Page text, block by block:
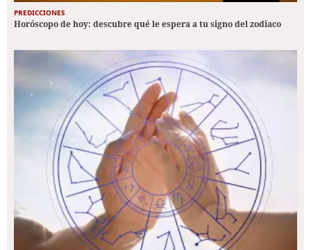
PREDICCIONES
Horóscopo de hoy: descubre qué le espera a tu signo del zodiaco